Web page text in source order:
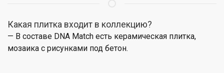
Какая плитка входит в коллекцию?
— В составе DNA Match есть керамическая плитка,
мозаика с рисунками под бетон.